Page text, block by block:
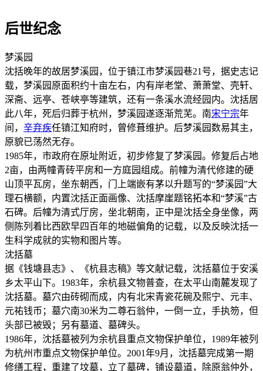
后世纪念
梦溪园
沈括晚年的故居梦溪园，位于镇江市梦溪园巷21号，据史志记
载，梦溪园原面积约十亩左右，内有岸老堂、萧萧堂、壳轩、
深斋、远亭、苍峡亭等建筑，还有一条溪水流经园内。沈括居
此八年，死后归葬于杭州，梦溪园遂逐渐荒芜。南宋宁宗年
间， 辛弃疾任镇江知府时，曾修葺维护。后梦溪园数易其主，
原貌已荡然无存。
1985年，市政府在原址附近，初步修复了梦溪园。修复后占地
2亩，由两幢青砖平房和一方庭园组成。前幢为清代修建的硬
山顶平瓦房，坐东朝西，门上端嵌有茅以升题写的“梦溪园”大
理石横额，内置沈括正面画像、沈括摩崖题铭拓本和“梦溪”古
石碑。后幢为清式厅房，坐北朝南，正中是沈括全身坐像，两
侧陈列着比西欧早四百年的地磁偏角的记载，以及反映沈括一
生科学成就的实物和图片等。
沈括墓
据《钱塘县志》、《杭县志稿》等文献记载，沈括墓位于安溪
乡太平山下。1983年，余杭县文物普查，在太平山南麓发现了
沈括墓。墓穴由砖砌而成，内有北宋青瓷花碗及熙宁、元丰、
元祐钱币；墓穴南30米为二尊石翁仲，一倒一立，手执笏，但
头部已被毁；另有墓道、墓碑头。
1986年，沈括墓被列为余杭县重点文物保护单位，1989年被列
为杭州市重点文物保护单位。2001年9月，沈括墓完成第一期
修缮工程，重建了坟墓，立了墓碑，铺设墓道，除原翁仲外，